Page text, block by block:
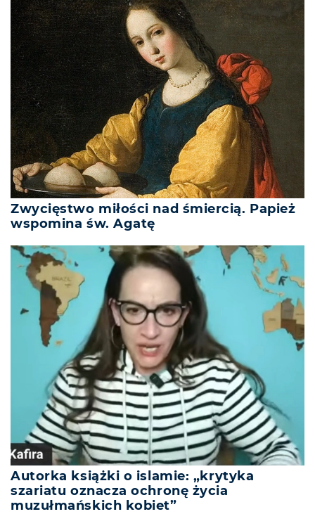
Zwycięstwo miłości nad śmiercią. Papież
wspomina św. Agatę
Autorka książki o islamie: „krytyka
szariatu oznacza ochronę życia
muzułmańskich kobiet”